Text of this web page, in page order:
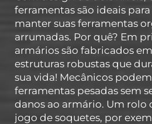
ferramentas são ideais
manter suas ferramentas
arrumadas. Por quê? Em
armários são fabricados
estruturas robustas que
sua vida! Mecânicos
ferramentas pesadas sem
danos ao armário. Um rolo
jogo de soquetes, por